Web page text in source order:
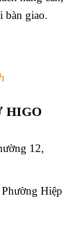
bàn giao.
HIGO
12,
Hiệp